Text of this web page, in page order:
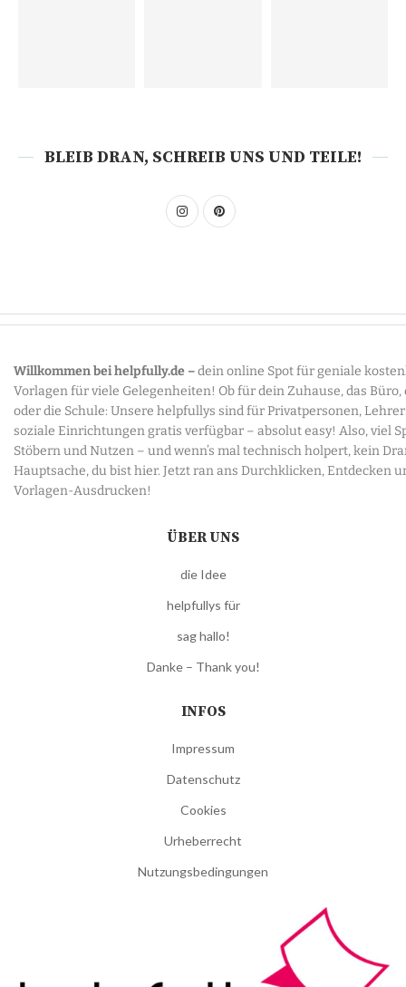
BLEIB DRAN, SCHREIB UNS UND TEILE!
Willkommen bei helpfully.de –dein online Spot für geniale
Vorlagen für viele Gelegenheiten! Ob für dein Zuhause, das Büro,
oder die Schule: Unsere helpfullys sind für Privatpersonen,
soziale Einrichtungen gratis verfügbar – absolut easy! Also, viel
Stöbern und Nutzen – und wenn’s mal technisch holpert, kein
Hauptsache, du bist hier. Jetzt ran ans Durchklicken, Entdecken
Vorlagen-Ausdrucken!
ÜBER UNS
die Idee
helpfullys für
sag hallo!
Danke – Thank you!
INFOS
Impressum
Datenschutz
Cookies
Urheberrecht
Nutzungsbedingungen